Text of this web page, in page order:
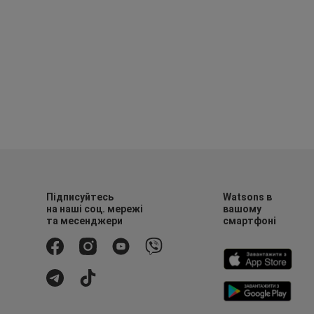
Підписуйтесь
на наші соц. мережі
та месенджери
Watsons в
вашому
смартфоні